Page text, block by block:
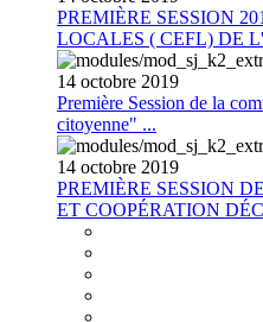
PREMIÈRE SESSION
LOCALES ( CEFL) DE
14 octobre 2019
Première Session de la
citoyenne" ...
14 octobre 2019
PREMIÈRE SESSION
ET COOPÉRATION